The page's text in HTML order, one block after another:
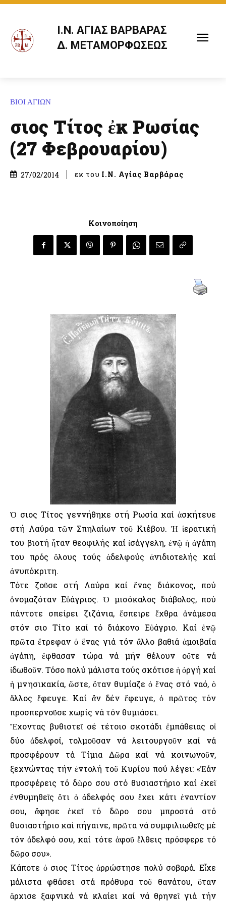
Ι.Ν. ΑΓΙΑΣ ΒΑΡΒΑΡΑΣ
Δ. ΜΕΤΑΜΟΡΦΩΣΕΩΣ
ΒΙΟΙ ΑΓΙΩΝ
Ὅσιος Τίτος ἐκ Ρωσίας
(27 Φεβρουαρίου)
27/02/2014 εκ του Ι.Ν. Αγίας Βαρβάρας
Κοινοποίηση
Ὁ Ὅσιος Τίτος γεννήθηκε στή Ρωσία καί ἀσκήτευε
στή Λαύρα τῶν Σπηλαίων τοῦ Κιέβου. Ἡ ἱερατική
του βιοτή ἦταν θεοφιλής καί ἰσάγγελη, ἐνῷ ἡ ἀγάπη
του πρός ὅλους τούς ἀδελφούς ἀνιδιοτελής καί
ἀνυπόκριτη.
Τότε ζοῦσε στή Λαύρα καί ἕνας διάκονος, πού
ὀνομαζόταν Εὐάγριος. Ὁ μισόκαλος διάβολος, πού
πάντοτε σπείρει ζιζάνια, ἔσπειρε ἔχθρα ἀνάμεσα
στόν Ὅσιο Τίτο καί τό διάκονο Εὐάγριο. Καί ἐνῷ
πρῶτα ἔτρεφαν ὁ ἕνας γιά τόν ἄλλο βαθιά ἀμοιβαία
ἀγάπη, ἔφθασαν τώρα νά μήν θέλουν οὔτε νά
ἰδωθοῦν. Τόσο πολύ μάλιστα τούς σκότισε ἡ ὀργή καί
ἡ μνησικακία, ὥστε, ὅταν θυμίαζε ὁ ἕνας στό ναό, ὁ
ἄλλος ἔφευγε. Καί ἂν δέν ἔφευγε, ὁ πρῶτος τόν
προσπερνοῦσε χωρίς νά τόν θυμιάσει.
Ἔχοντας βυθιστεῖ σέ τέτοιο σκοτάδι ἐμπάθειας οἱ
δύο ἀδελφοί, τολμοῦσαν νά λειτουργοῦν καί νά
προσφέρουν τά Τίμια Δῶρα καί νά κοινωνοῦν,
ξεχνώντας τήν ἐντολή τοῦ Κυρίου πού λέγει: «Ἐάν
προσφέρεις τό δῶρο σου στό θυσιαστήριο καί ἐκεῖ
ἐνθυμηθεῖς ὅτι ὁ ἀδελφός σου ἔχει κάτι ἐναντίον
σου, ἄφησε ἐκεῖ τό δῶρο σου μπροστά στό
θυσιαστήριο καί πήγαινε, πρῶτα νά συμφιλιωθεῖς μέ
τόν ἀδελφό σου, καί τότε ἀφοῦ ἔλθεις πρόσφερε τό
δῶρο σου».
Κάποτε ὁ Ὅσιος Τίτος ἀρρώστησε πολύ σοβαρά. Εἶχε
μάλιστα φθάσει στά πρόθυρα τοῦ θανάτου, ὅταν
ἄρχισε ξαφνικά νά κλαίει καί νά θρηνεῖ γιά τήν